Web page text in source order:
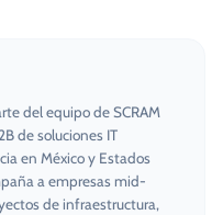
del equipo de SCRAM
de soluciones IT
en México y Estados
a empresas mid-
de infraestructura,